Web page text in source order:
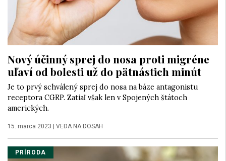
Nový účinný sprej do nosa proti migréne
uľaví od bolesti už do pätnástich minút
Je to prvý schválený sprej do nosa na báze antagonistu
receptora CGRP. Zatiaľ však len v Spojených štátoch
amerických.
15. marca 2023 VEDA NA DOSAH
PRÍRODA